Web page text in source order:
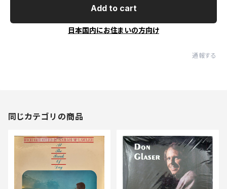
Add to cart
日本国内にお住まいの方向け
通報する
同じカテゴリの商品